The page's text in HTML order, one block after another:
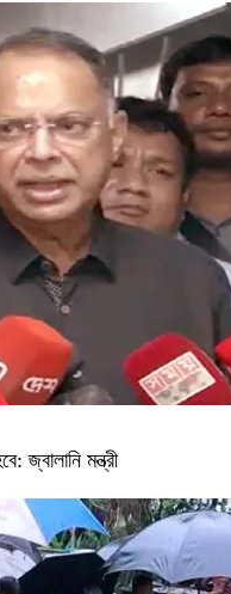
জ্বালানি মন্ত্রী